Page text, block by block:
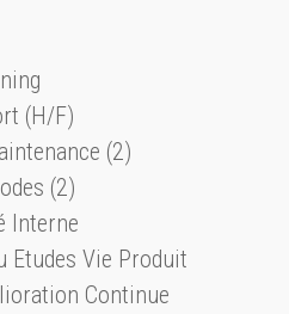
(H/F)
(2)
(2)
Interne
Etudes Vie Produit
Continue